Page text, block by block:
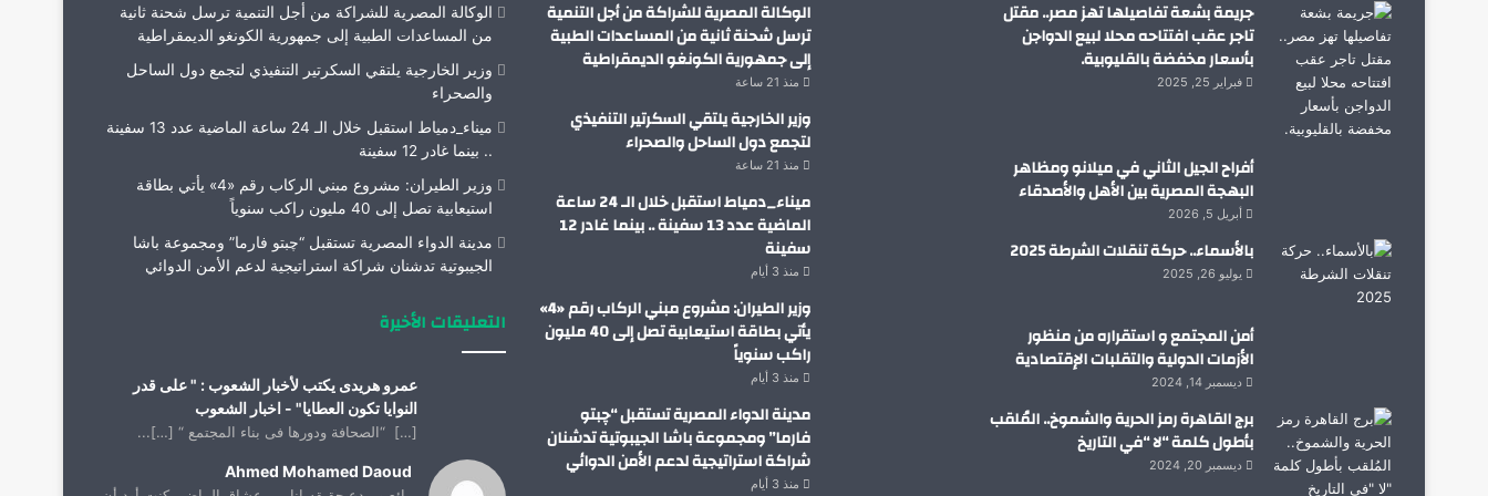
جريمة بشعة تفاصيلها تهز مصر.. مقتل
تاجر عقب افتتاحه محلا لبيع الدواجن
بأسعار مخفضة بالقليوبية.
فبراير 25, 2025
أفراح الجيل الثاني في ميلانو ومظاهر
البهجة المصرية بين الأهل والأصدقاء
أبريل 5, 2026
بالأسماء.. حركة تنقلات الشرطة 2025
يوليو 26, 2025
أمن المجتمع و استقراره من منظور
الأزمات الدولية والتقلبات الإقتصادية
ديسمبر 14, 2024
برج القاهرة رمز الحرية والشموخ.. المُلقب
بأطول كلمة “لا “في التاريخ
ديسمبر 20, 2024
الوكالة المصرية للشراكة من أجل التنمية
ترسل شحنة ثانية من المساعدات الطبية
إلى جمهورية الكونغو الديمقراطية
منذ 21 ساعة
وزير الخارجية يلتقي السكرتير التنفيذي
لتجمع دول الساحل والصحراء
منذ 21 ساعة
ميناء_دمياط استقبل خلال الـ 24 ساعة
الماضية عدد 13 سفينة .. بينما غادر 12
سفينة
منذ 3 أيام
وزير الطيران: مشروع مبني الركاب رقم «4»
يأتي بطاقة استيعابية تصل إلى 40 مليون
راكب سنوياً
منذ 3 أيام
مدينة الدواء المصرية تستقبل “چبتو
فارما” ومجموعة باشا الجيبوتية تدشنان
شراكة استراتيجية لدعم الأمن الدوائي
منذ 3 أيام
الوكالة المصرية للشراكة من أجل التنمية ترسل شحنة ثانية
من المساعدات الطبية إلى جمهورية الكونغو الديمقراطية
وزير الخارجية يلتقي السكرتير التنفيذي لتجمع دول الساحل
والصحراء
ميناء_دمياط استقبل خلال الـ 24 ساعة الماضية عدد 13 سفينة
.. بينما غادر 12 سفينة
وزير الطيران: مشروع مبني الركاب رقم «4» يأتي بطاقة
استيعابية تصل إلى 40 مليون راكب سنوياً
مدينة الدواء المصرية تستقبل “چبتو فارما” ومجموعة باشا
الجيبوتية تدشنان شراكة استراتيجية لدعم الأمن الدوائي
التعليقات الأخيرة
عمرو هريدى يكتب لأخبار الشعوب : " على قدر
النوايا تكون العطايا" - اخبار الشعوب
[…] “الصحافة ودورها فى بناء المجتمع “ […]...
Ahmed Mohamed Daoud